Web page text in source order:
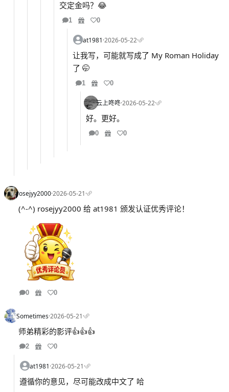
交定金吗？😂
1 0
at1981·2026-05-22·
让我写，可能就写成了 My Roman Holiday
了 🤭
1 0
云上咚咚·2026-05-22·
好。更好。
0 0
rosejyy2000·2026-05-21·
(^-^) rosejyy2000 给 at1981 颁发认证优秀评论！
0 0
Sometimes·2026-05-21·
师弟精彩的影评👍👍👍
2 0
at1981·2026-05-21·
遵循你的意见，尽可能改成中文了 哈